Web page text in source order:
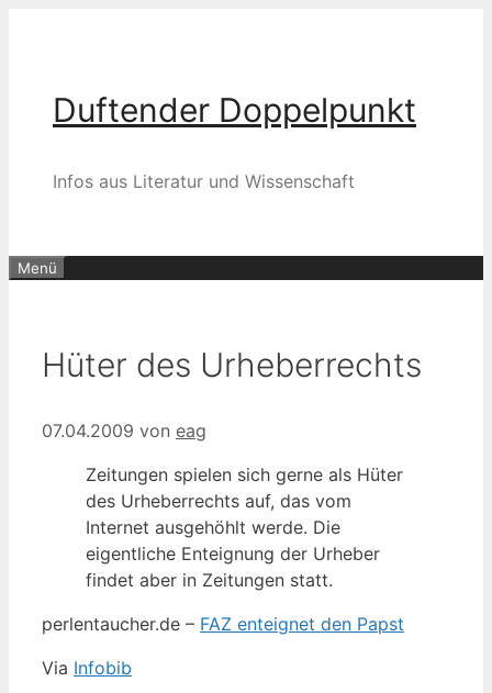
Duftender Doppelpunkt
Infos aus Literatur und Wissenschaft
Menü
Hüter des Urheberrechts
07.04.2009 von eag
Zeitungen spielen sich gerne als Hüter
des Urheberrechts auf, das vom
Internet ausgehöhlt werde. Die
eigentliche Enteignung der Urheber
findet aber in Zeitungen statt.
perlentaucher.de – FAZ enteignet den Papst
Via Infobib